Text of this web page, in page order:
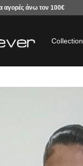
αγορές άνω τον 100€
Collection